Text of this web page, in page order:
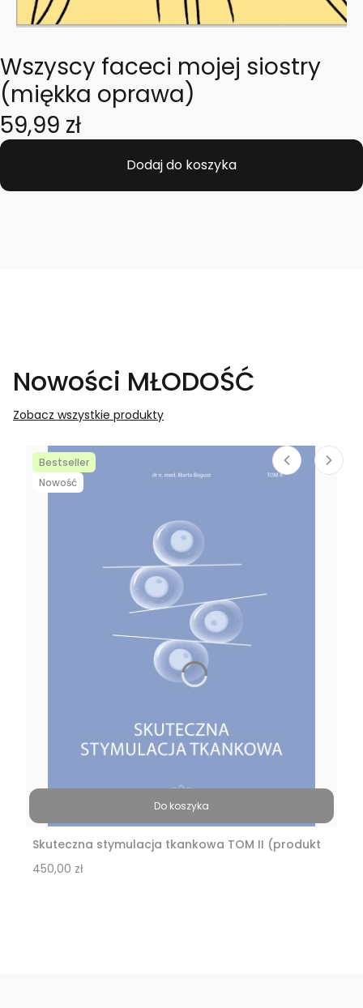
Wszyscy faceci mojej siostry
(miękka oprawa)
Cena
59,99 zł
Dodaj do koszyka
Nowości MŁODOŚĆ
Zobacz wszystkie produkty
Bestseller
Nowość
Do koszyka
Skuteczna stymulacja tkankowa TOM II (produkt
cyfrowy)
Cena
450,00 zł